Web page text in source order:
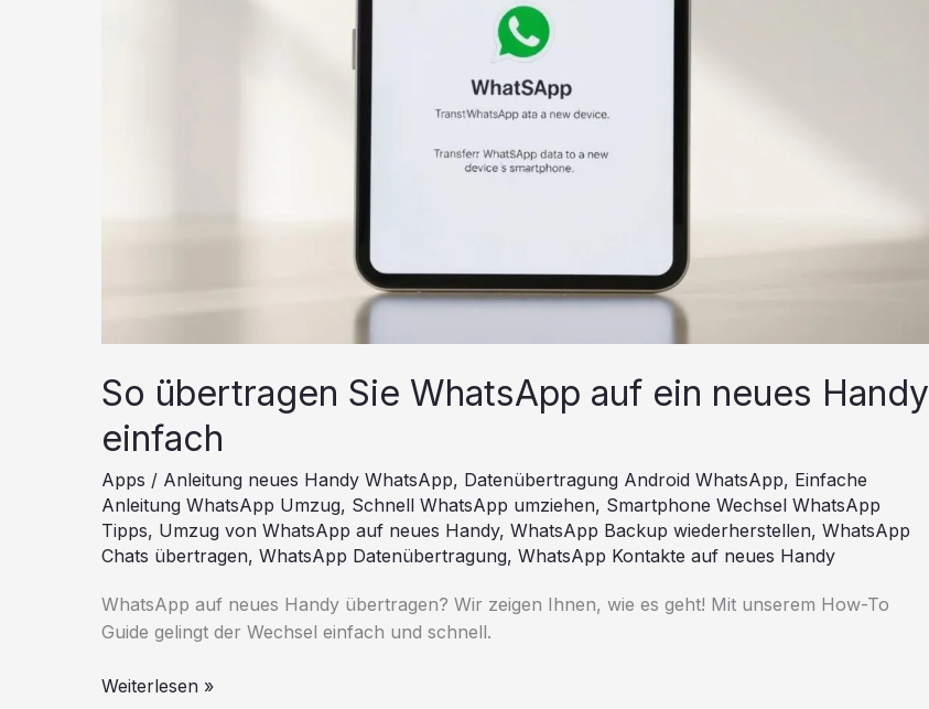
So übertragen Sie WhatsApp auf ein neues Handy
einfach
Apps / Anleitung neues Handy WhatsApp, Datenübertragung Android WhatsApp, Einfache
Anleitung WhatsApp Umzug, Schnell WhatsApp umziehen, Smartphone Wechsel WhatsApp
Tipps, Umzug von WhatsApp auf neues Handy, WhatsApp Backup wiederherstellen, WhatsApp
Chats übertragen, WhatsApp Datenübertragung, WhatsApp Kontakte auf neues Handy
WhatsApp auf neues Handy übertragen? Wir zeigen Ihnen, wie es geht! Mit unserem How-To
Guide gelingt der Wechsel einfach und schnell.
So
Weiterlesen »